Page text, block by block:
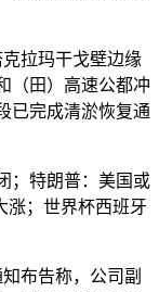
拉玛干戈壁边缘
（田）高速公都冲
已完成清淤恢复通
特朗普：美国或
涨；世界杯西班牙
布告称，公司副